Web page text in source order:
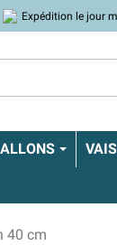
Expédition le jour
40 cm